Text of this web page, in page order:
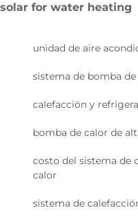
solar for water heating
unidad de aire
sistema de bomba
calefacción y
bomba de calor de
costo del sistema de
calor
sistema de